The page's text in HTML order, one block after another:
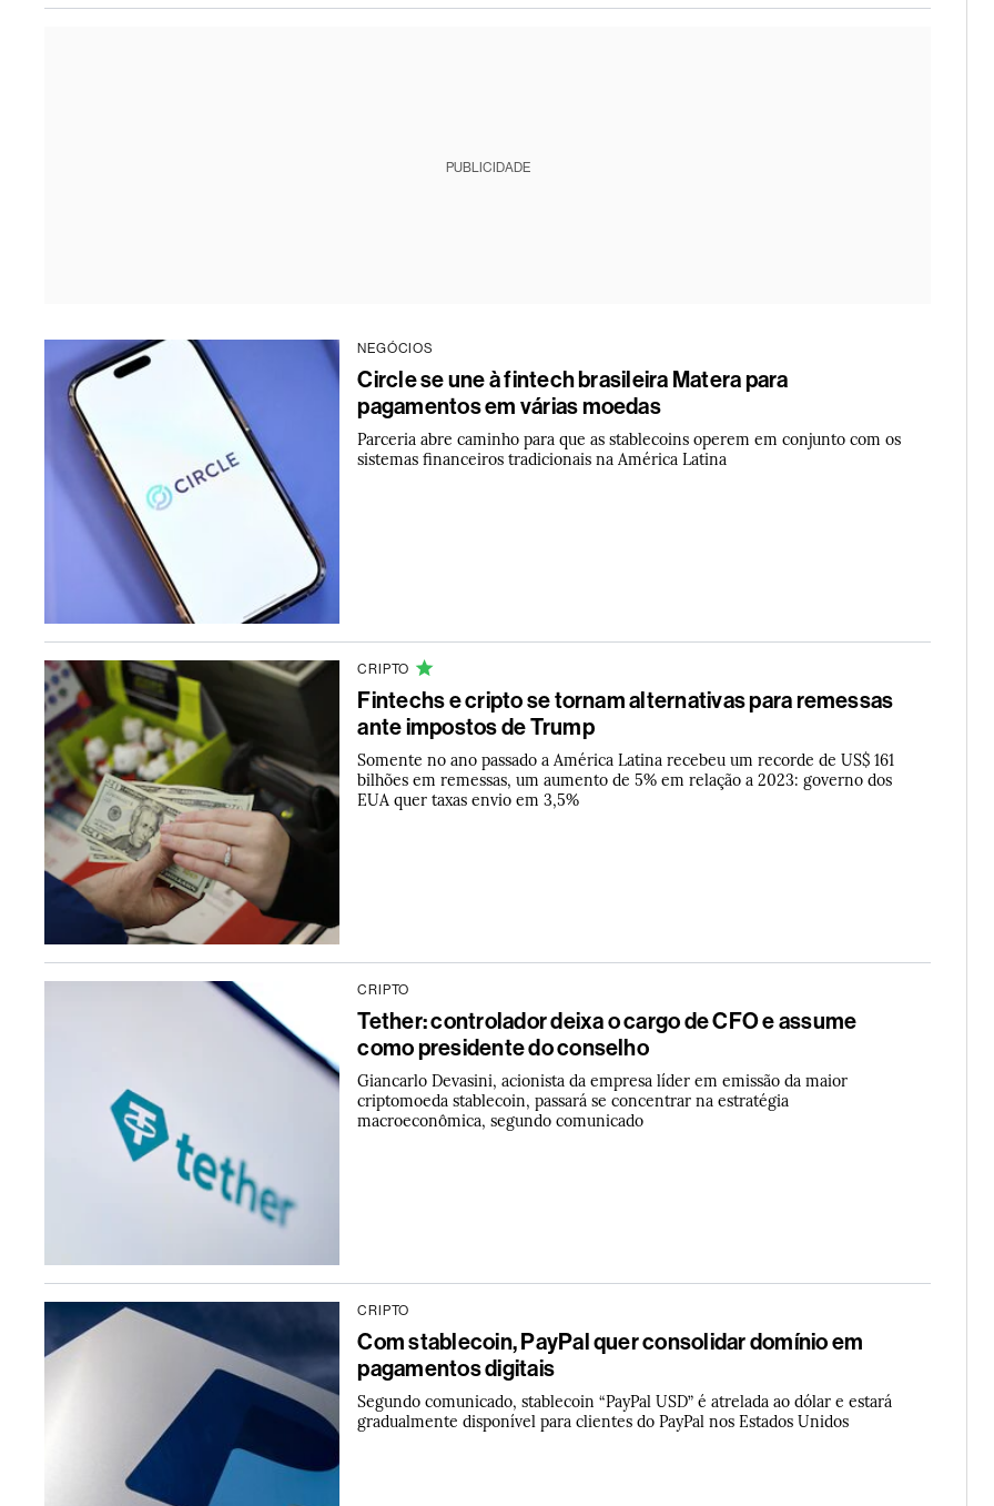
PUBLICIDADE
NEGÓCIOS
Circle se une à fintech brasileira Matera para
pagamentos em várias moedas
Parceria abre caminho para que as stablecoins operem em conjunto com os
sistemas financeiros tradicionais na América Latina
CRIPTO
Fintechs e cripto se tornam alternativas para remessas
ante impostos de Trump
Somente no ano passado a América Latina recebeu um recorde de US$ 161
bilhões em remessas, um aumento de 5% em relação a 2023: governo dos
EUA quer taxas envio em 3,5%
CRIPTO
Tether: controlador deixa o cargo de CFO e assume
como presidente do conselho
Giancarlo Devasini, acionista da empresa líder em emissão da maior
criptomoeda stablecoin, passará se concentrar na estratégia
macroeconômica, segundo comunicado
CRIPTO
Com stablecoin, PayPal quer consolidar domínio em
pagamentos digitais
Segundo comunicado, stablecoin “PayPal USD” é atrelada ao dólar e estará
gradualmente disponível para clientes do PayPal nos Estados Unidos